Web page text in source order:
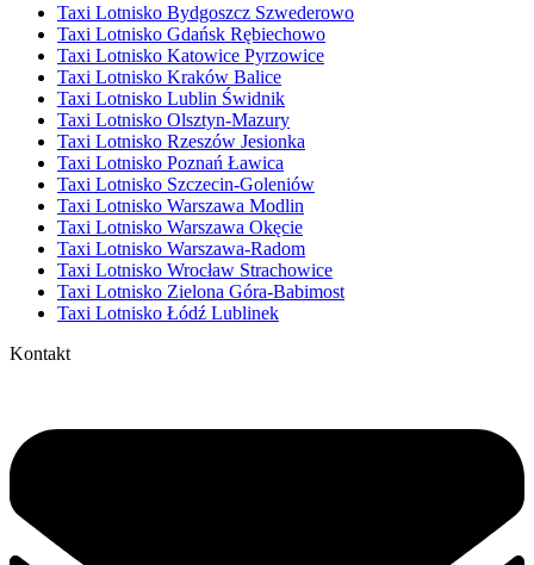
Taxi Lotnisko Bydgoszcz Szwederowo
Taxi Lotnisko Gdańsk Rębiechowo
Taxi Lotnisko Katowice Pyrzowice
Taxi Lotnisko Kraków Balice
Taxi Lotnisko Lublin Świdnik
Taxi Lotnisko Olsztyn-Mazury
Taxi Lotnisko Rzeszów Jesionka
Taxi Lotnisko Poznań Ławica
Taxi Lotnisko Szczecin-Goleniów
Taxi Lotnisko Warszawa Modlin
Taxi Lotnisko Warszawa Okęcie
Taxi Lotnisko Warszawa-Radom
Taxi Lotnisko Wrocław Strachowice
Taxi Lotnisko Zielona Góra-Babimost
Taxi Lotnisko Łódź Lublinek
Kontakt